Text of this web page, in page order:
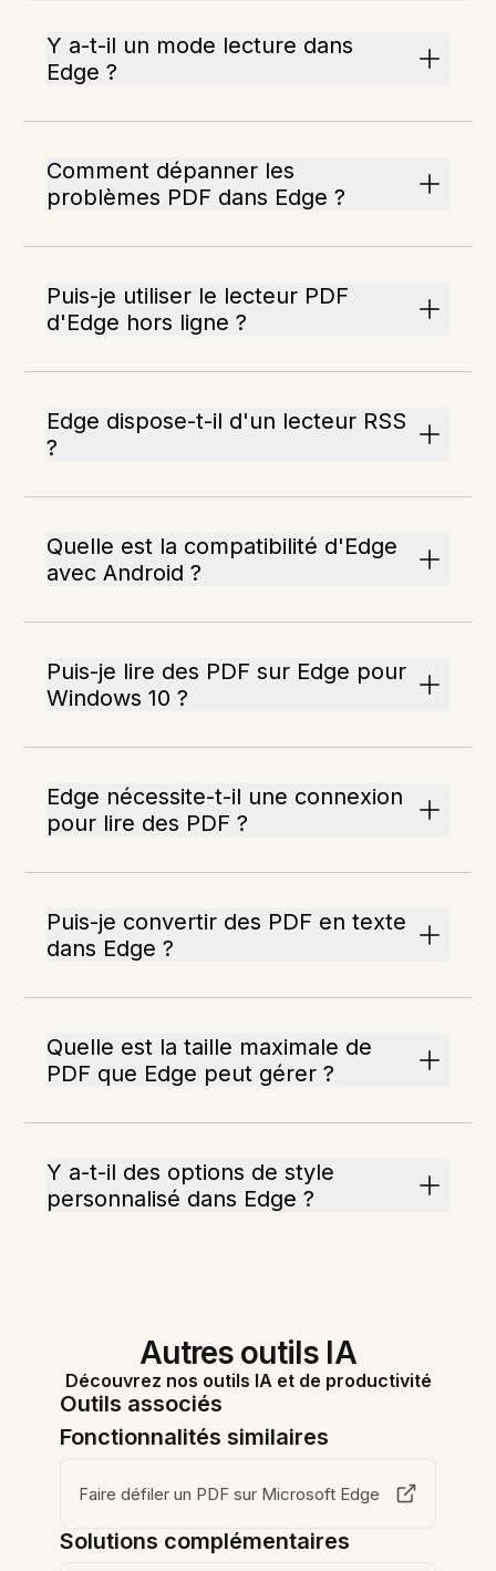
Y a-t-il un mode lecture dans
Edge ?
Comment dépanner les
problèmes PDF dans Edge ?
Puis-je utiliser le lecteur PDF
d'Edge hors ligne ?
Edge dispose-t-il d'un lecteur RSS
?
Quelle est la compatibilité d'Edge
avec Android ?
Puis-je lire des PDF sur Edge pour
Windows 10 ?
Edge nécessite-t-il une connexion
pour lire des PDF ?
Puis-je convertir des PDF en texte
dans Edge ?
Quelle est la taille maximale de
PDF que Edge peut gérer ?
Y a-t-il des options de style
personnalisé dans Edge ?
Autres outils IA
Découvrez nos outils IA et de productivité
Outils associés
Fonctionnalités similaires
Faire défiler un PDF sur Microsoft Edge
Solutions complémentaires